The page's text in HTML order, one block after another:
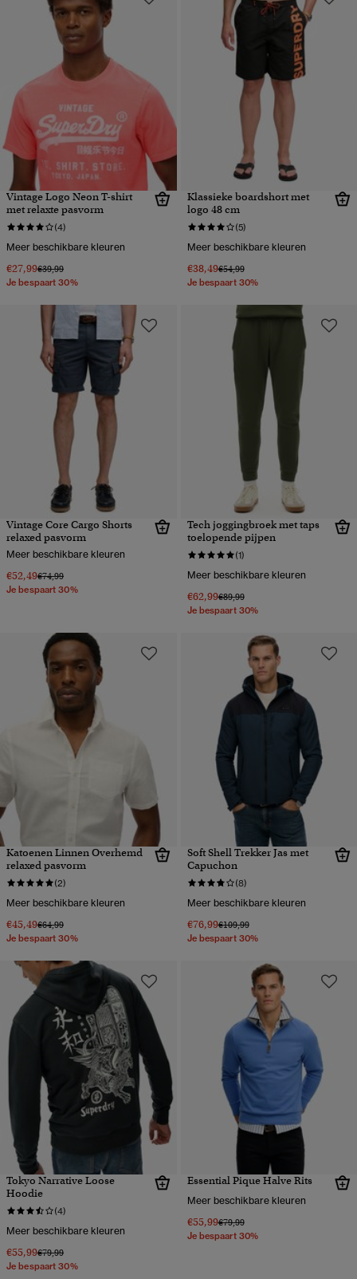
Vintage Logo Neon T-shirt
met relaxte pasvorm
(4)
Meer beschikbare kleuren
€27,99Prijs verlaagd van
€39,99naar
Je bespaart 30%
Klassieke boardshort met
logo 48 cm
(5)
Meer beschikbare kleuren
€38,49Prijs verlaagd van
€54,99naar
Je bespaart 30%
Vintage Core Cargo Shorts
relaxed pasvorm
Meer beschikbare kleuren
€52,49Prijs verlaagd van
€74,99naar
Je bespaart 30%
Tech joggingbroek met taps
toelopende pijpen
(1)
Meer beschikbare kleuren
€62,99Prijs verlaagd van
€89,99naar
Je bespaart 30%
Katoenen Linnen Overhemd
relaxed pasvorm
(2)
Meer beschikbare kleuren
€45,49Prijs verlaagd van
€64,99naar
Je bespaart 30%
Soft Shell Trekker Jas met
Capuchon
(8)
Meer beschikbare kleuren
€76,99Prijs verlaagd van
€109,99naar
Je bespaart 30%
Tokyo Narrative Loose
Hoodie
(4)
Meer beschikbare kleuren
€55,99Prijs verlaagd van
€79,99naar
Je bespaart 30%
Essential Pique Halve Rits
Meer beschikbare kleuren
€55,99Prijs verlaagd van
€79,99naar
Je bespaart 30%